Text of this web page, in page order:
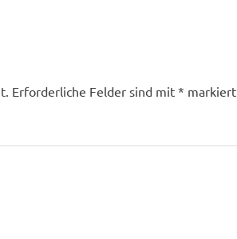
Erforderliche Felder sind mit * markiert